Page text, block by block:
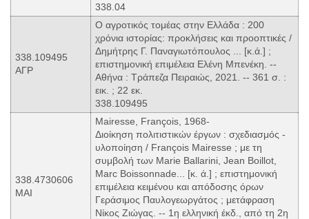
338.04
338.109495
ΑΓΡ
Ο αγροτικός τομέας στην Ελλάδα : 200
χρόνια ιστορίας: προκλήσεις και προοπτικές /
Δημήτρης Γ. Παναγιωτόπουλος ... [κ.ά.] ;
επιστημονική επιμέλεια Ελένη Μπενέκη. --
Αθήνα : Τράπεζα Πειραιώς, 2021. -- 361 σ. :
εικ. ; 22 εκ.
338.109495
338.4730606
MAI
Mairesse, François, 1968-
Διοίκηση πολιτιστικών έργων : σχεδιασμός -
υλοποίηση / François Mairesse ; με τη
συμβολή των Marie Ballarini, Jean Boillot,
Marc Boissonnade... [κ. ά.] ; επιστημονική
επιμέλεια κειμένου και απόδοσης όρων
Γεράσιμος Παυλογεωργάτος ; μετάφραση
Νίκος Ζιώγας. -- 1η ελληνική έκδ., από τη 2η